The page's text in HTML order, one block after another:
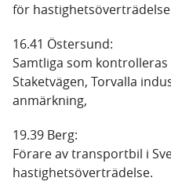
för
16.41 Östersund:
Samtliga som
Staketvägen, Torvalla
anmärkning,
19.39 Berg:
Förare av transportbil i
hastighetsöverträdelse.